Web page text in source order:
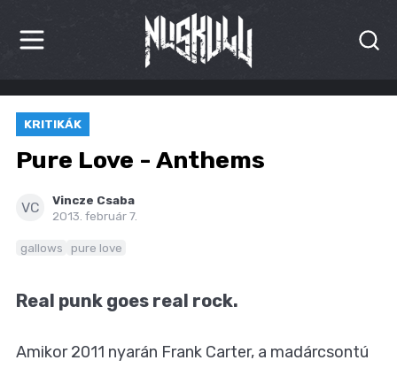
HÍREK
KRITIKÁK
INTERJÚK
KULT
MÁSVILÁG
KRITIKÁK
Pure Love - Anthems
VC
Vincze Csaba
2013. február 7.
gallows pure love
Real punk goes real rock.
Amikor 2011 nyarán Frank Carter, a madárcsontú